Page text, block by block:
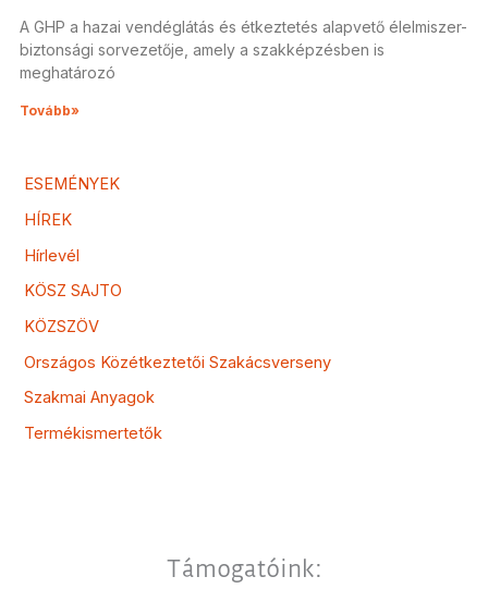
A GHP a hazai vendéglátás és étkeztetés alapvető élelmiszer-
biztonsági sorvezetője, amely a szakképzésben is
meghatározó
Tovább»
ESEMÉNYEK
HÍREK
Hírlevél
KÖSZ SAJTO
KÖZSZÖV
Országos Közétkeztetői Szakácsverseny
Szakmai Anyagok
Termékismertetők
Támogatóink: